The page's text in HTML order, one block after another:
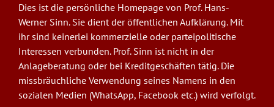
Dies ist die persönliche Homepage von Prof. Hans-
Werner Sinn. Sie dient der öffentlichen Aufklärung. Mit
ihr sind keinerlei kommerzielle oder parteipolitische
Interessen verbunden. Prof. Sinn ist nicht in der
Anlageberatung oder bei Kreditgeschäften tätig. Die
missbräuchliche Verwendung seines Namens in den
sozialen Medien (WhatsApp, Facebook etc.) wird verfolgt.